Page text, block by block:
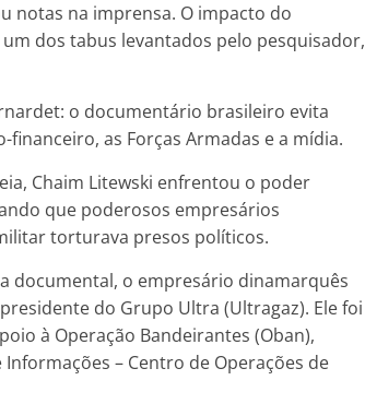
notas na imprensa. O impacto do
dos tabus levantados pelo pesquisador,
o documentário brasileiro evita
as Forças Armadas e a mídia.
Chaim Litewski enfrentou o poder
que poderosos empresários
torturava presos políticos.
documental, o empresário dinamarquês
do Grupo Ultra (Ultragaz). Ele foi
à Operação Bandeirantes (Oban),
– Centro de Operações de